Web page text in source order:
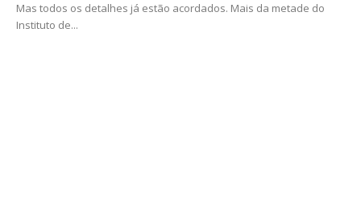
Mas todos os detalhes já estão acordados. Mais da metade do
Instituto de...